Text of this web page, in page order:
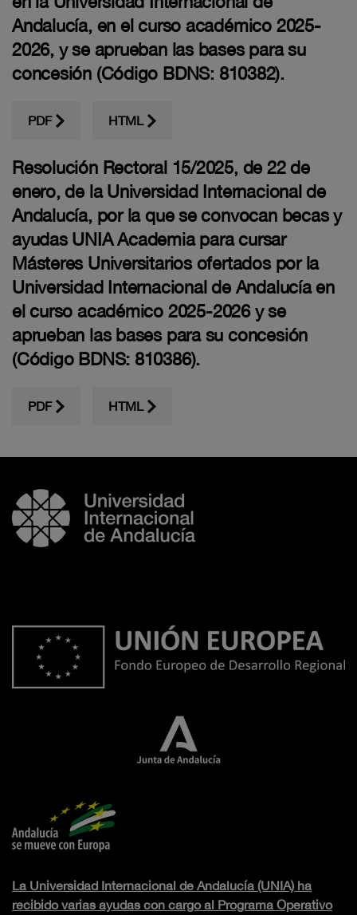
Andalucía, en el curso académico 2025-
2026, y se aprueban las bases para su
concesión (Código BDNS: 810382).
PDF HTML
Resolución Rectoral 15/2025, de 22 de
enero, de la Universidad Internacional de
Andalucía, por la que se convocan becas y
ayudas UNIA Academia para cursar
Másteres Universitarios ofertados por la
Universidad Internacional de Andalucía en
el curso académico 2025-2026 y se
aprueban las bases para su concesión
(Código BDNS: 810386).
PDF HTML
La Universidad Internacional de Andalucía (UNIA) ha
recibido varias ayudas con cargo al Programa Operativo